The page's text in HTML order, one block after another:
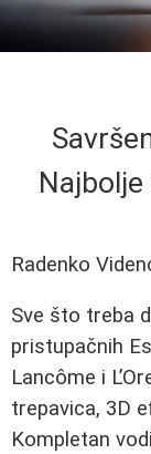
Radenko
Sve što treba
pristupačnih
Lancôme i
trepavica, 3D
Kompletan